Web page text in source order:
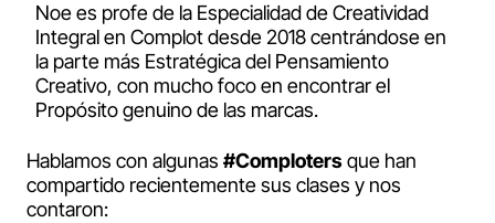
Noe es profe de la Especialidad de Creatividad
Integral en Complot desde 2018 centrándose en
la parte más Estratégica del Pensamiento
Creativo, con mucho foco en encontrar el
Propósito genuino de las marcas.
Hablamos con algunas #Complotersque han
compartido recientemente sus clases y nos
contaron: